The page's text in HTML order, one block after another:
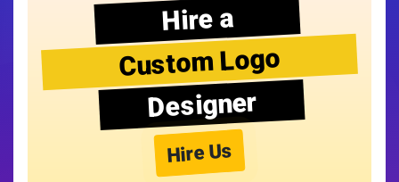
Hire a
Custom Logo
Designer
Hire Us